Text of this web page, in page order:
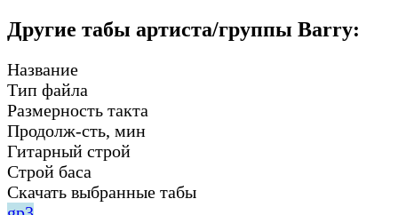
Другие табы артиста/группы Barry:
Название
Тип файла
Размерность такта
Продолж-сть, мин
Гитарный строй
Строй баса
Скачать выбранные табы